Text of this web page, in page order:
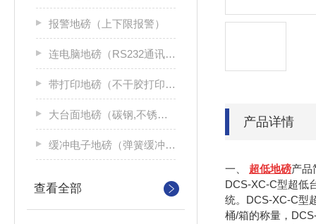
报警地磅（上下限报警）
连电脑地磅（RS232通讯接口）
带打印地磅（不干胶打印机）
大台面地磅（碳钢,不锈钢）
缓冲电子地磅（弹簧缓冲地磅）
查看全部
产品详情
一、 超低地磅产品
DCS-XC-C型超低
统。 DCS-XC-C型
桶/箱的称量，